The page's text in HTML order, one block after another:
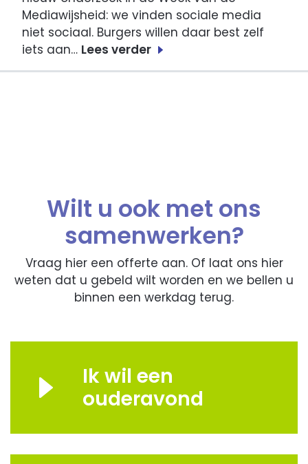
Mediawijsheid: we vinden sociale media
niet sociaal. Burgers willen daar best zelf
iets aan… Lees verder
Wilt u ook met ons
samenwerken?
Vraag hier een offerte aan. Of laat ons hier
weten dat u gebeld wilt worden en we bellen u
binnen een werkdag terug.
Ik wil een
ouderavond